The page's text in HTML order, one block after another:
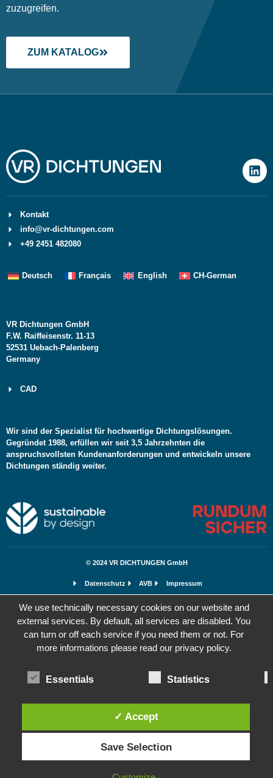
zuzugreifen.
ZUM KATALOG
Kontakt
info@vr-dichtungen.com
+49 2451 482080
Deutsch Français English CH-German
VR Dichtungen GmbH
F.W. Raiffeisenstr. 11-13
52531 Uebach-Palenberg
Germany
CAD
Wir sind der Spezialist für hochwertige Dichtungslösungen.
Gegründet 1988, erfüllen wir seit 3,5 Jahrzehnten die
anspruchsvollsten Kundenanforderungen und entwickeln unsere
Dichtungen ständig weiter.
© 2024 VR DICHTUNGEN GmbH
Datenschutz AVB Impressum
We use technically necessary cookies on our website and
external services. By default, all services are disabled. You
can turn or off each service if you need them or not. For
more informations please read our privacy policy.
Essentials Statistics
✓ Accept
Save Selection